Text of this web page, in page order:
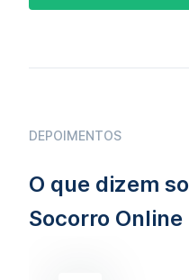
DEPOIMENTOS
O que dizem
Socorro Online